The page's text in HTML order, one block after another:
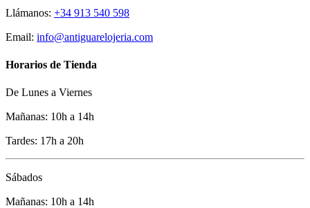
Llámanos: +34 913 540 598
Email: info@antiguarelojeria.com
Horarios de Tienda
De Lunes a Viernes
Mañanas: 10h a 14h
Tardes: 17h a 20h
Sábados
Mañanas: 10h a 14h